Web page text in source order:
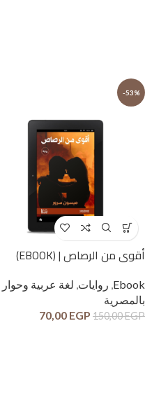
-53%
أقوى من الرصاص | (EBOOK)
Ebook روايات لغة عربية وحوار
بالمصرية
150,00EGP
70,00 EGP